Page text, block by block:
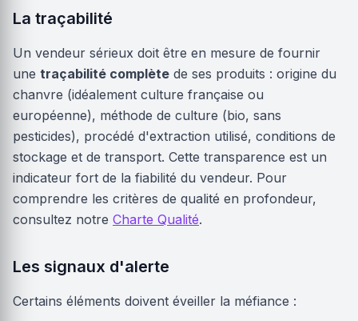
La traçabilité
Un vendeur sérieux doit être en mesure de fournir
une traçabilité complète de ses produits : origine du
chanvre (idéalement culture française ou
européenne), méthode de culture (bio, sans
pesticides), procédé d'extraction utilisé, conditions de
stockage et de transport. Cette transparence est un
indicateur fort de la fiabilité du vendeur. Pour
comprendre les critères de qualité en profondeur,
consultez notre Charte Qualité.
Les signaux d'alerte
Certains éléments doivent éveiller la méfiance :